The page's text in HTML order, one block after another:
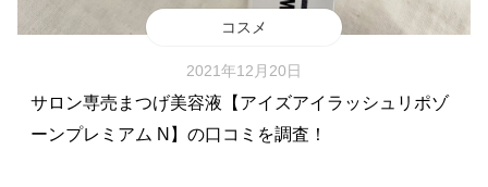
コスメ
2021年12月20日
サロン専売まつげ美容液【アイズアイラッシュリポゾ
ーンプレミアム N】の口コミを調査！